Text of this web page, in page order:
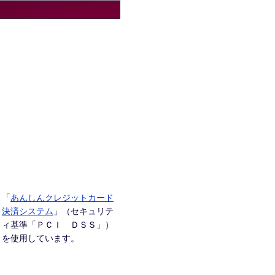
「あんしんクレジットカード
決済システム 」（セキュリテ
ィ基準「ＰＣＩ ＤＳＳ」）
を使用しています。